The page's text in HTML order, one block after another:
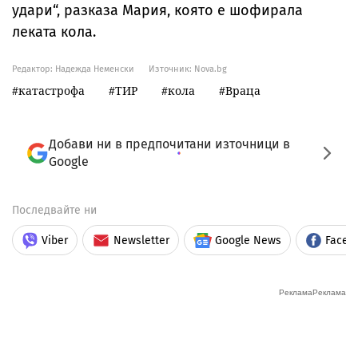
удари“, разказа Мария, която е шофирала
леката кола.
Редактор: Надежда Неменски Източник: Nova.bg
катастрофа ТИР кола Враца
Добави ни в предпочитани източници в
Google
Последвайте ни
Viber Newsletter Google News